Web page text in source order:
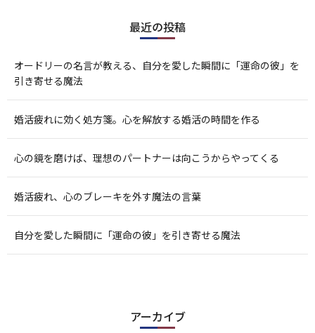
最近の投稿
オードリーの名言が教える、自分を愛した瞬間に「運命の彼」を
引き寄せる魔法
婚活疲れに効く処方箋。心を解放する婚活の時間を作る
心の鏡を磨けば、理想のパートナーは向こうからやってくる
婚活疲れ、心のブレーキを外す魔法の言葉
自分を愛した瞬間に「運命の彼」を引き寄せる魔法
アーカイブ